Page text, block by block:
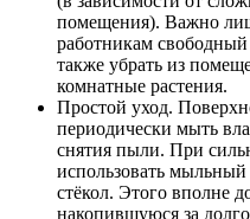
помещения). Важно
работникам свободный
также убрать из
комнатные растения.
Простой уход.
периодически мыть
снятия пыли. При
использовать мыльный
стёкол. Этого вполне
накопившуюся за